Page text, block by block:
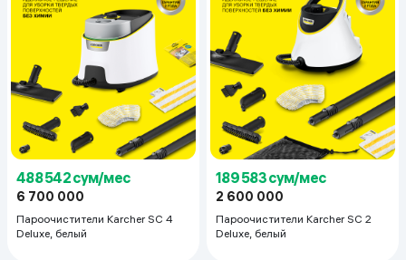
488 542 сум/мес
6 700 000
Пароочистители Karcher SC 4
Deluxe, белый
189 583 сум/мес
2 600 000
Пароочистители Karcher SC 2
Deluxe, белый